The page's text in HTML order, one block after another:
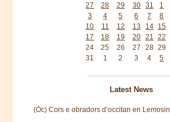
27
28 29 30 31 1
3
4 5 6 7 8
10
11 12 13 14 15
17
18 19 20 21 22
24
25 26 27 28 29
31
1 2 3 4 5
Latest News
(Òc) Cors e obradors d’occitan en Lemosin